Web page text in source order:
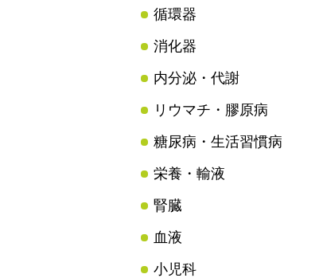
循環器
消化器
内分泌・代謝
リウマチ・膠原病
糖尿病・生活習慣病
栄養・輸液
腎臓
血液
小児科